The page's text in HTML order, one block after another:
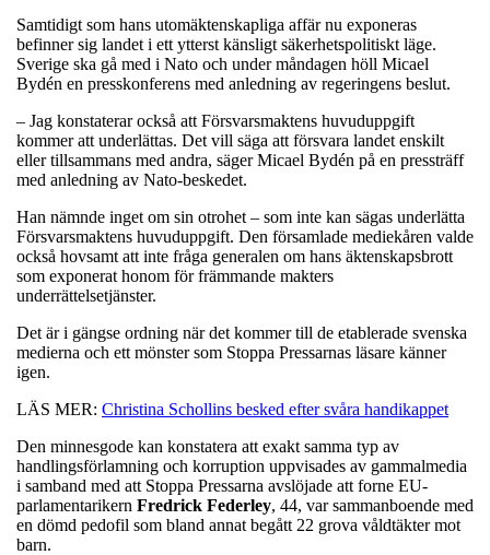
Samtidigt som hans utomäktenskapliga affär nu exponeras
befinner sig landet i ett ytterst känsligt säkerhetspolitiskt läge.
Sverige ska gå med i Nato och under måndagen höll Micael
Bydén en presskonferens med anledning av regeringens beslut.
– Jag konstaterar också att Försvarsmaktens huvuduppgift
kommer att underlättas. Det vill säga att försvara landet enskilt
eller tillsammans med andra, säger Micael Bydén på en pressträff
med anledning av Nato-beskedet.
Han nämnde inget om sin otrohet – som inte kan sägas underlätta
Försvarsmaktens huvuduppgift. Den församlade mediekåren valde
också hovsamt att inte fråga generalen om hans äktenskapsbrott
som exponerat honom för främmande makters
underrättelsetjänster.
Det är i gängse ordning när det kommer till de etablerade svenska
medierna och ett mönster som Stoppa Pressarnas läsare känner
igen.
LÄS MER: Christina Schollins besked efter svåra handikappet
Den minnesgode kan konstatera att exakt samma typ av
handlingsförlamning och korruption uppvisades av gammalmedia
i samband med att Stoppa Pressarna avslöjade att forne EU-
parlamentarikern Fredrick Federley, 44, var sammanboende med
en dömd pedofil som bland annat begått 22 grova våldtäkter mot
barn.